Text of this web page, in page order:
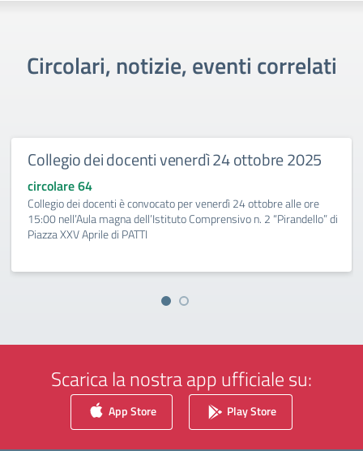
Circolari, notizie, eventi correlati
Collegio dei docenti venerdì 24 ottobre 2025
circolare 64
Collegio dei docenti è convocato per venerdì 24 ottobre alle ore
15:00 nell’Aula magna dell’Istituto Comprensivo n. 2 “Pirandello” di
Piazza XXV Aprile di PATTI
Scarica la nostra app ufficiale su:
App Store Play Store